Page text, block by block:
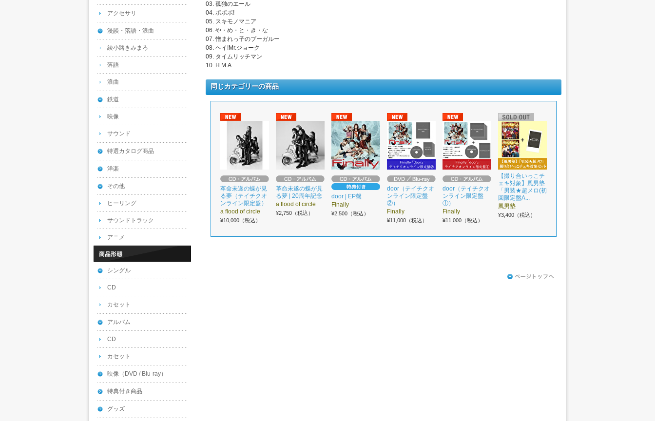
03. 孤独のエール
04. ポポポ!
05. スキモノマニア
06. や・め・と・き・な
07. 憎まれっ子のブーガルー
08. ヘイ!Mr.ジョーク
09. タイムリッチマン
10. H.M.A.
同じカテゴリーの商品
革命未遂の蝶が見
る夢（テイチクオ
ンライン限定盤）
a flood of circle
¥10,000（税込）
革命未遂の蝶が見
る夢 | 20周年記念
a flood of circle
¥2,750（税込）
door | EP盤
Finally
¥2,500（税込）
door（テイチクオ
ンライン限定盤
②）
Finally
¥11,000（税込）
door（テイチクオ
ンライン限定盤
①）
Finally
¥11,000（税込）
【撮り合いっこチ
ェキ対象】風男塾
「男装★超メロ(初
回限定盤A...
風男塾
¥3,400（税込）
アクセサリ
漫談・落語・浪曲
綾小路きみまろ
落語
浪曲
鉄道
映像
サウンド
特選カタログ商品
洋楽
その他
ヒーリング
サウンドトラック
アニメ
シングル
CD
カセット
アルバム
CD
カセット
映像（DVD / Blu-ray）
特典付き商品
グッズ